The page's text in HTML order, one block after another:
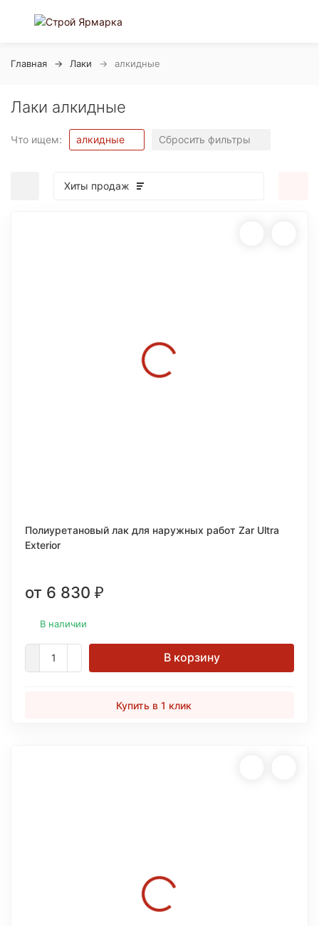
Главная Лаки алкидные
Лаки алкидные
Что ищем: алкидные Сбросить фильтры
Хиты продаж
Полиуретановый лак для наружных работ Zar Ultra
Exterior
от 6 830 ₽
В наличии
В корзину
Купить в 1 клик